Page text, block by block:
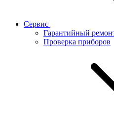
Сервис
Гарантийный
Проверка приборов